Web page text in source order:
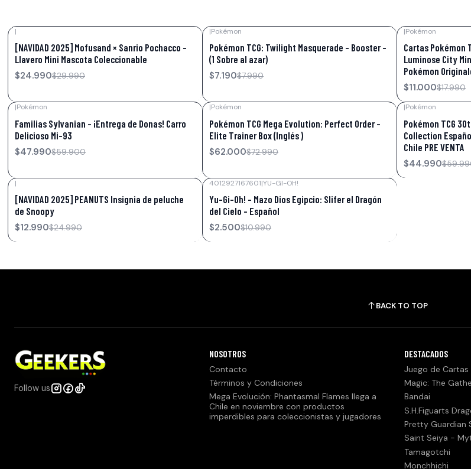
|
[NAVIDAD 2025] Mofusand × Sanrio Pochacco –
Llavero Mini Mascota Coleccionable
$24.990$29.990
|Pokémon
Pokémon TCG: Twilight Masquerade – Booster -
(1 Sobre al azar)
$7.190$7.990
|Pokémon
Cartas Pokémon
Luminose City
Pokémon
$11.000$17.990
|Pokémon
Familias Sylvanian - ¡Entrega de Donas! Carro
Delicioso Mi-93
$47.990$59.900
|Pokémon
Pokémon TCG Mega Evolution: Perfect Order –
Elite Trainer Box (Inglés )
$62.000$72.990
|Pokémon
Pokémon TCG
Collection
Chile PRE VENTA
$44.990
|
[NAVIDAD 2025] PEANUTS Insignia de peluche
de Snoopy
$12.990$24.990
4012927167601|YU-GI-OH!
Yu-Gi-Oh! – Mazo Dios Egipcio: Slifer el Dragón
del Cielo – Español
$2.500$10.990
BACK TO TOP
Follow us
NOSOTROS
Contacto
Términos y Condiciones
Mega Evolución: Phantasmal Flames llega a
Chile en noviembre con productos
imperdibles para coleccionistas y jugadores
DESTACADOS
Juego de Cartas
Magic: The
Bandai
S.H.Figuarts
Pretty Guardian
Saint Seiya -
Tamagotchi
Monchhichi